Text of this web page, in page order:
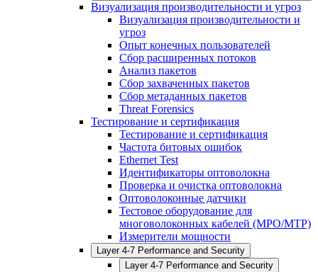
Визуализация производительности и угроз
Визуализация производительности и
угроз
Опыт конечных пользователей
Сбор расширенных потоков
Анализ пакетов
Сбор захваченных пакетов
Сбор метаданных пакетов
Threat Forensics
Тестирование и сертификация
Тестирование и сертификация
Частота битовых ошибок
Ethernet Test
Идентификаторы оптоволокна
Проверка и очистка оптоволокна
Оптоволоконные датчики
Тестовое оборудование для
многоволоконных кабелей (MPO/MTP)
Измерители мощности
Layer 4-7 Performance and Security
Layer 4-7 Performance and Security